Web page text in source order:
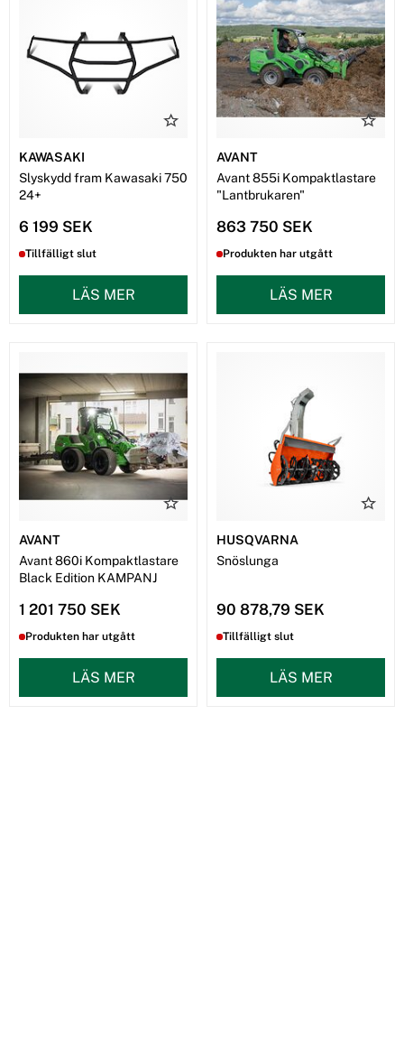
KAWASAKI
Slyskydd fram Kawasaki 750
24+
6 199 SEK
Tillfälligt slut
LÄS MER
AVANT
Avant 855i Kompaktlastare
"Lantbrukaren"
863 750 SEK
Produkten har utgått
LÄS MER
AVANT
Avant 860i Kompaktlastare
Black Edition KAMPANJ
1 201 750 SEK
Produkten har utgått
LÄS MER
HUSQVARNA
Snöslunga
90 878,79 SEK
Tillfälligt slut
LÄS MER